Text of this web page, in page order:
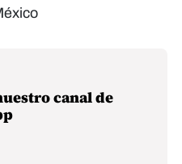
canal de